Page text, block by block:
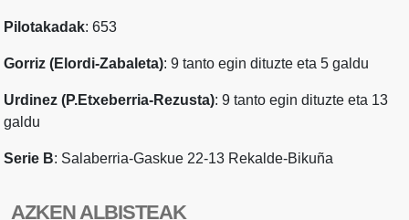
Pilotakadak: 653
Gorriz (Elordi-Zabaleta): 9 tanto egin dituzte eta 5 galdu
Urdinez (P.Etxeberria-Rezusta): 9 tanto egin dituzte eta 13
galdu
Serie B: Salaberria-Gaskue 22-13 Rekalde-Bikuña
AZKEN ALBISTEAK